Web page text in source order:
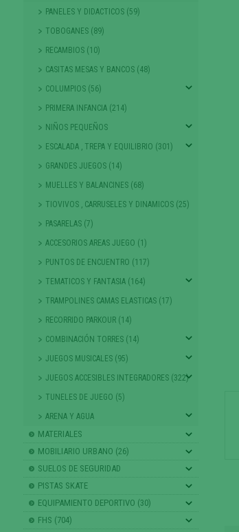
PANELES Y DIDACTICOS (59)
TOBOGANES (89)
RECAMBIOS (10)
CASITAS MESAS Y BANCOS (48)
COLUMPIOS (56)
PRIMERA INFANCIA (214)
NIÑOS PEQUEÑOS
ESCALADA , TREPA Y EQUILIBRIO (301)
GRANDES JUEGOS (14)
MUELLES Y BALANCINES (68)
TIOVIVOS , CARRUSELES Y DINAMICOS (25)
PASARELAS (7)
ACCESORIOS AREAS JUEGO (1)
PUNTOS DE ENCUENTRO (117)
TEMATICOS Y FANTASIA (164)
TRAMPOLINES CAMAS ELASTICAS (17)
RECORRIDO PARKOUR (14)
COMBINACIÓN TORRES (14)
JUEGOS MUSICALES (95)
JUEGOS ACCESIBLES INTEGRADORES (322)
TUNELES DE JUEGO (5)
ARENA Y AGUA
MATERIALES
MOBILIARIO URBANO (26)
SUELOS DE SEGURIDAD
PISTAS SKATE
EQUIPAMIENTO DEPORTIVO (30)
FHS (704)